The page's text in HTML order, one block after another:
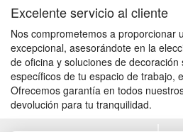
Excelente servicio al cliente
Nos comprometemos a proporcionar
excepcional, asesorándote en la
de oficina y soluciones de
específicos de tu espacio de trabajo,
Ofrecemos garantía en todos
devolución para tu tranquilidad.